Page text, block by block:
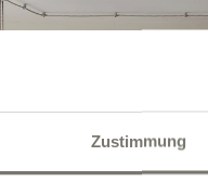
Zustimmung